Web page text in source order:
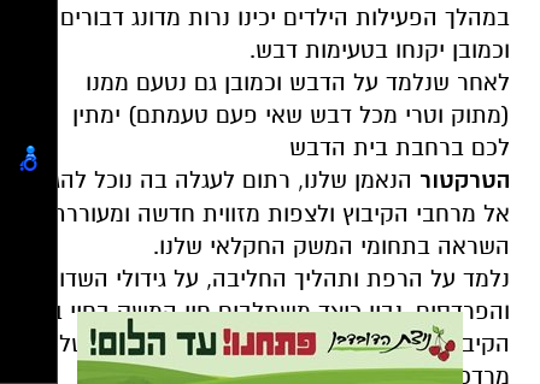
במהלך הפעילות הילדים יכינו נרות מדונג דבורים
וכמובן יקנחו בטעימות דבש.
לאחר שנלמד על הדבש וכמובן גם נטעם ממנו
(מתוק וטרי מכל דבש שאי פעם טעמתם) ימתין
לכם ברחבת בית הדבש
הטרקטור הנאמן שלנו, רתום לעגלה בה נוכל להגיע
אל מרחבי הקיבוץ ולצפות מזווית חדשה ומעוררת
השראה בתחומי המשק החקלאי שלנו.
נלמד על הרפת ותהליך החליבה, על גידולי השדות
והפרדסים, נבין כיצד משתלבים חיי המשק בחיי בני
הקיבוץ ונלמד דרך התחנות הללו את סיפורה של יד
מרדכי.